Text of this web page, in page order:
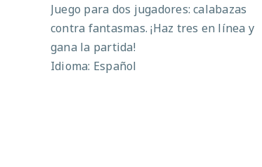
Juego para dos jugadores: calabazas
contra fantasmas. ¡Haz tres en línea y
gana la partida!
Idioma: Español